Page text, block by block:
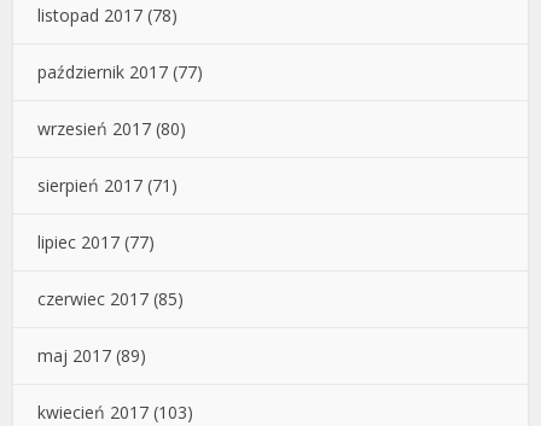
listopad 2017 (78)
październik 2017 (77)
wrzesień 2017 (80)
sierpień 2017 (71)
lipiec 2017 (77)
czerwiec 2017 (85)
maj 2017 (89)
kwiecień 2017 (103)